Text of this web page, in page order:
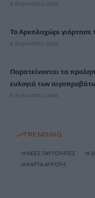
6 Αυγούστου, 2026
Το Αρκαλοχώρι γιόρτασε
6 Αυγούστου, 2026
Παρατείνονται τα
ευλογιά των
6 Αυγούστου, 2026
TRENDING
# ΝΕΕΣ ΤΑΥΤΟΤΗΤΕΣ #
# ΚΑΡΤΑ ΑΓΡΟΤΗ